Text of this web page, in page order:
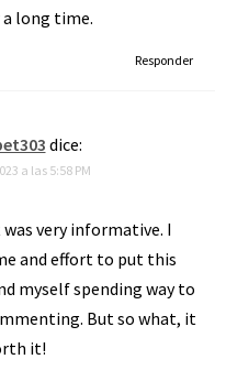
long time.
Responder
dice:
a las 5:58 PM
very informative. I
and effort to put this
myself spending way to
But so what, it
it!